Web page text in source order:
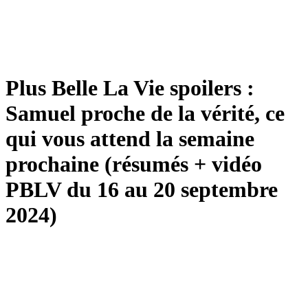
Plus Belle La Vie spoilers :
Samuel proche de la vérité, ce
qui vous attend la semaine
prochaine (résumés + vidéo
PBLV du 16 au 20 septembre
2024)